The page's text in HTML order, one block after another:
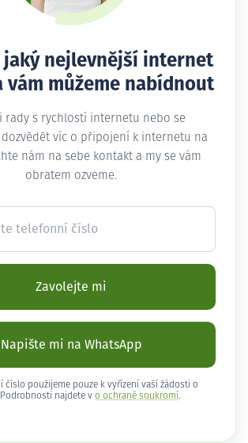
jaký nejlevnější internet
vám můžeme nabídnout
rady s rychlostí internetu nebo se
víc o připojení k internetu na
nám na sebe kontakt a my se vám
obratem ozveme.
telefonní číslo
Zavolejte mi
Napište mi na WhatsApp
číslo použijeme pouze k vyřízení vaší žádosti o
najdete v o ochraně soukromí .